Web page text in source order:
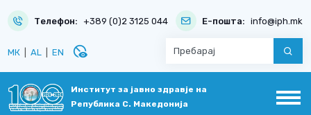
Телефон: +389 (0)2 3125 044 Е-пошта: info@iph.mk
МК AL EN disabled_visible
Институт за јавно здравје на
Република С. Македонија